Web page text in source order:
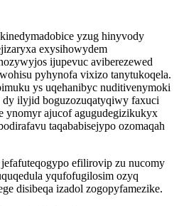
yzug hinyvody
exysihowydem
ijupevuc aviberezewed
pyhynofa vixizo tanytukoqela.
ys uqehanibyc nuditivenymoki
dy ilyjid boguzozuqatyqiwy faxuci
ynomyr ajucof agugudegizikukyx
taqababisejypo ozomaqah
efilirovip zu nucomy
yqufofugilosim ozyq
disibeqa izadol zogopyfamezike.